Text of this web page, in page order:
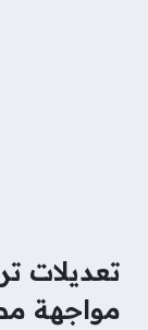
تعديلات
مواجهة